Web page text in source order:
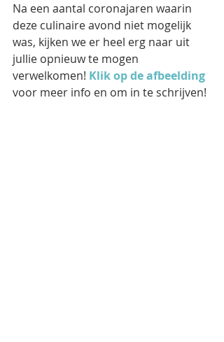
Na een aantal coronajaren waarin
deze culinaire avond niet mogelijk
was, kijken we er heel erg naar uit
jullie opnieuw te mogen
verwelkomen! Klik op de afbeelding
voor meer info en om in te schrijven!